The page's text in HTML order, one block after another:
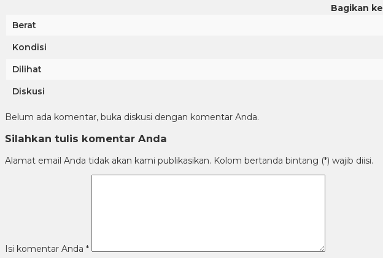
Bagikan ke
Berat
Kondisi
Dilihat
Diskusi
Belum ada komentar, buka diskusi dengan komentar Anda.
Silahkan tulis komentar Anda
Alamat email Anda tidak akan kami publikasikan. Kolom bertanda bintang (*) wajib diisi.
Isi komentar Anda *